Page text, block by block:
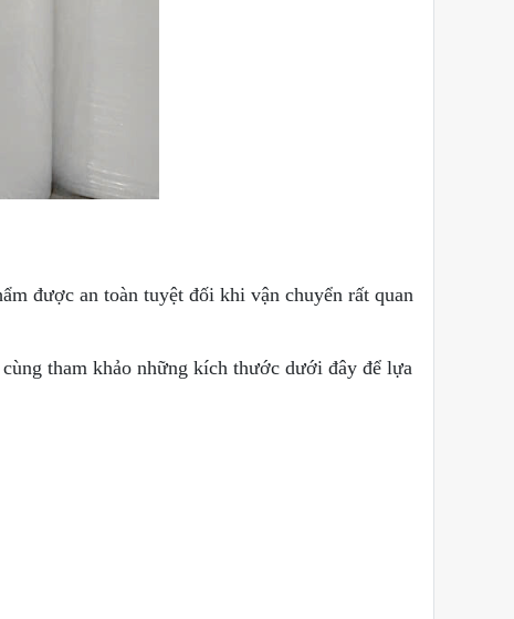
được an toàn tuyệt đối khi vận chuyển rất quan
tham khảo những kích thước dưới đây để lựa